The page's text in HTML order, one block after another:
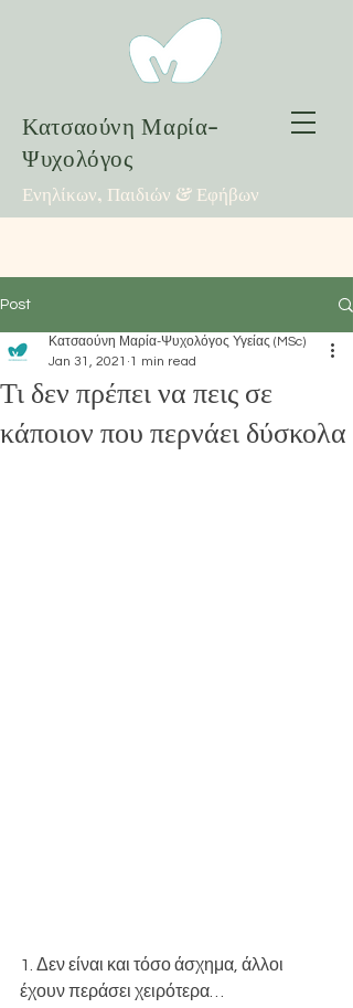
Κατσαούνη Μαρία-
Ψυχολόγος
Ενηλίκων, Παιδιών & Εφήβων
Post
Τι δεν πρέπει να πεις σε
κάποιον που περνάει δύσκολα
Κατσαούνη Μαρία-Ψυχολόγος Υγείας (MSc)
Jan 31, 2021 1 min read
1. Δεν είναι και τόσο άσχημα, άλλοι
έχουν περάσει χειρότερα…